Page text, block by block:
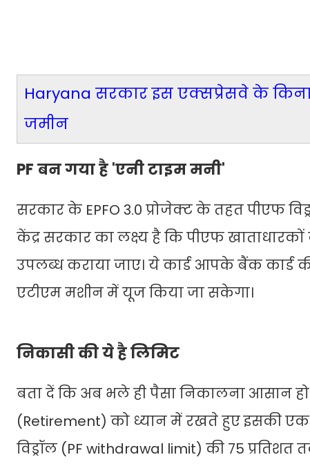
Haryana सरकार इस एक्सप्रेसवे के
जमीन
PF बन गया है 'एनी टाइम मनी'
सरकार के EPFO 3.0 प्रोजेक्ट के तहत पीएफ
केंद्र सरकार का लक्ष्य है कि पीएफ खाताधारकों
उपलब्ध कराया जाए। ये कार्ड आपके बैंक कार्ड
एटीएम मशीन में यूज किया जा सकेगा।
निकासी की ये है लिमिट
बता दें कि अब भले ही पैसा निकालना आसान
(Retirement) को ध्यान में रखते हुए इसकी एक
विड्रॉल (PF withdrawal limit) की 75